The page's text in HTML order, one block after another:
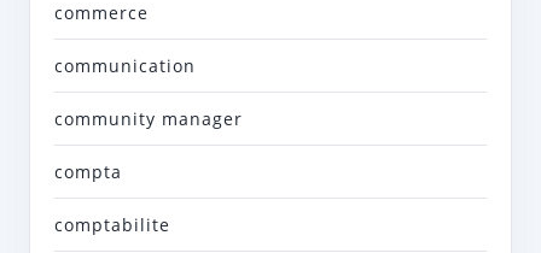
commerce
communication
community manager
compta
comptabilite